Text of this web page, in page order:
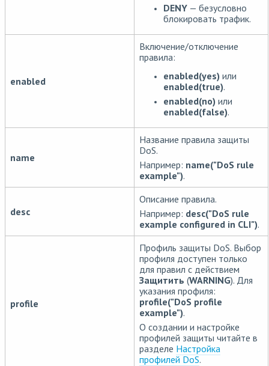
DENY — безусловно
блокировать трафик.
enabled
Включение/отключение
правила:
enabled(yes) или
enabled(true).
enabled(no) или
enabled(false).
name
Название правила защиты
DoS.
Например: name("DoS rule
example").
desc
Описание правила.
Например: desc("DoS rule
example configured in CLI").
profile
Профиль защиты DoS. Выбор
профиля доступен только
для правил с действием
Защитить (WARNING). Для
указания профиля:
profile("DoS profile
example").
О создании и настройке
профилей защиты читайте в
разделе Настройка
профилей DoS.